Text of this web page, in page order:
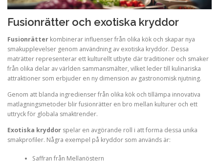
Fusionrätter och exotiska kryddor
Fusionrätter kombinerar influenser från olika kök och skapar nya
smakupplevelser genom användning av exotiska kryddor. Dessa
maträtter representerar ett kulturellt utbyte där traditioner och smaker
från olika delar av världen sammansmälter, vilket leder till kulinariska
attraktioner som erbjuder en ny dimension av gastronomisk njutning.
Genom att blanda ingredienser från olika kök och tillämpa innovativa
matlagningsmetoder blir fusionrätter en bro mellan kulturer och ett
uttryck för globala smaktrender.
Exotiska kryddor spelar en avgörande roll i att forma dessa unika
smakprofiler. Några exempel på kryddor som används är:
Saffran från Mellanöstern